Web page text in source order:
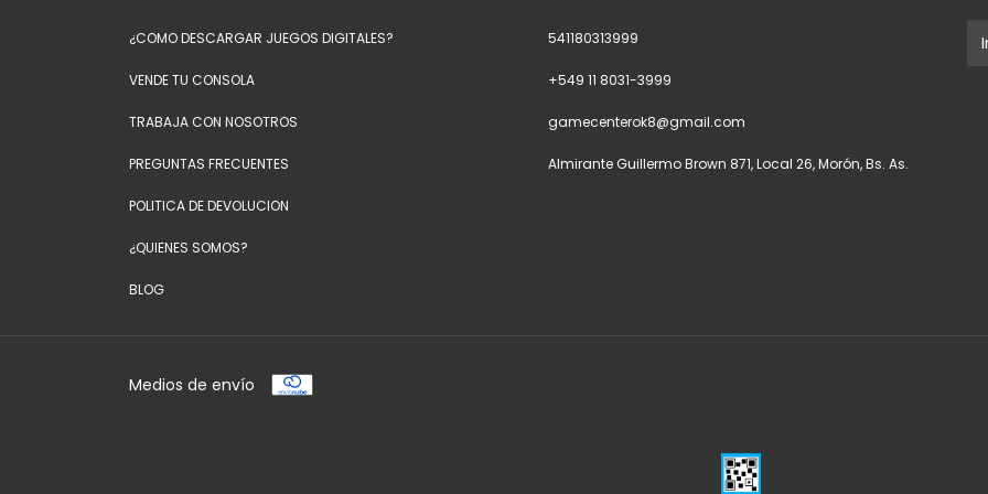
formaron
el camino
que
campos
antiguos,
¿COMO DESCARGAR JUEGOS DIGITALES?
VENDE TU CONSOLA
TRABAJA CON NOSOTROS
PREGUNTAS FRECUENTES
POLITICA DE DEVOLUCION
¿QUIENES SOMOS?
BLOG
541180313999
+549 11 8031-3999
gamecenterok8@gmail.com
Almirante Guillermo Brown 871, Local 26, Morón, Bs. As.
Medios de envío